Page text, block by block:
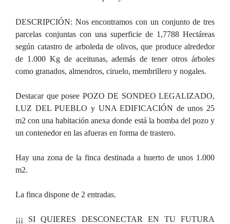
DESCRIPCIÓN: Nos encontramos con un conjunto de tres
parcelas conjuntas con una superficie de 1,7788 Hectáreas
según catastro de arboleda de olivos, que produce alrededor
de 1.000 Kg de aceitunas, además de tener otros árboles
como granados, almendros, ciruelo, membrillero y nogales.
Destacar que posee POZO DE SONDEO LEGALIZADO,
LUZ DEL PUEBLO y UNA EDIFICACIÓN de unos 25
m2 con una habitación anexa donde está la bomba del pozo y
un contenedor en las afueras en forma de trastero.
Hay una zona de la finca destinada a huerto de unos 1.000
m2.
La finca dispone de 2 entradas.
¡¡¡ SI QUIERES DESCONECTAR EN TU FUTURA